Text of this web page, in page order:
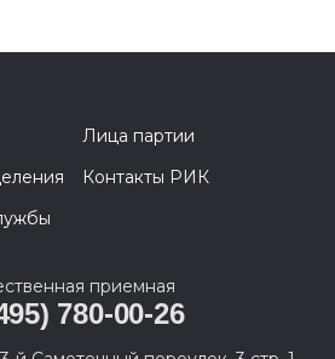
Лица партии
Контакты РИК
приемная
780-00-26